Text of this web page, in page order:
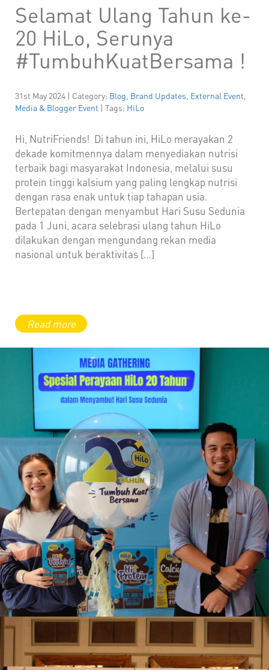
Selamat Ulang Tahun ke-
20 HiLo, Serunya
#TumbuhKuatBersama !
31st May 2024 | Category: Blog Brand Updates External Event
Media & Blogger Event | Tags: HiLo
Hi, NutriFriends! Di tahun ini, HiLo merayakan 2
dekade komitmennya dalam menyediakan nutrisi
terbaik bagi masyarakat Indonesia, melalui susu
protein tinggi kalsium yang paling lengkap nutrisi
dengan rasa enak untuk tiap tahapan usia.
Bertepatan dengan menyambut Hari Susu Sedunia
pada 1 Juni, acara selebrasi ulang tahun HiLo
dilakukan dengan mengundang rekan media
nasional untuk beraktivitas […]